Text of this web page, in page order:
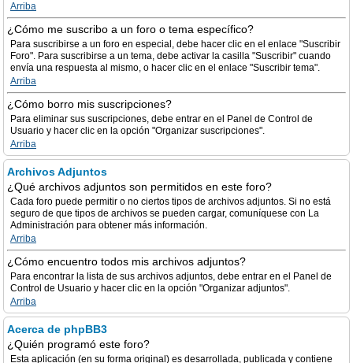
Arriba
¿Cómo me suscribo a un foro o tema específico?
Para suscribirse a un foro en especial, debe hacer clic en el enlace "Suscribir
Foro". Para suscribirse a un tema, debe activar la casilla "Suscribir" cuando
envía una respuesta al mismo, o hacer clic en el enlace "Suscribir tema".
Arriba
¿Cómo borro mis suscripciones?
Para eliminar sus suscripciones, debe entrar en el Panel de Control de
Usuario y hacer clic en la opción "Organizar suscripciones".
Arriba
Archivos Adjuntos
¿Qué archivos adjuntos son permitidos en este foro?
Cada foro puede permitir o no ciertos tipos de archivos adjuntos. Si no está
seguro de que tipos de archivos se pueden cargar, comuníquese con La
Administración para obtener más información.
Arriba
¿Cómo encuentro todos mis archivos adjuntos?
Para encontrar la lista de sus archivos adjuntos, debe entrar en el Panel de
Control de Usuario y hacer clic en la opción "Organizar adjuntos".
Arriba
Acerca de phpBB3
¿Quién programó este foro?
Esta aplicación (en su forma original) es desarrollada, publicada y contiene